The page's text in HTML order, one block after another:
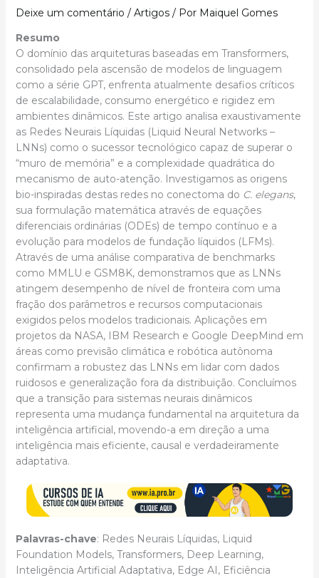
Deixe um comentário / Artigos/ Por Maiquel Gomes
Resumo
O domínio das arquiteturas baseadas em Transformers,
consolidado pela ascensão de modelos de linguagem
como a série GPT, enfrenta atualmente desafios críticos
de escalabilidade, consumo energético e rigidez em
ambientes dinâmicos. Este artigo analisa exaustivamente
as Redes Neurais Líquidas (Liquid Neural Networks –
LNNs) como o sucessor tecnológico capaz de superar o
“muro de memória” e a complexidade quadrática do
mecanismo de auto-atenção. Investigamos as origens
bio-inspiradas destas redes no conectoma do C. elegans,
sua formulação matemática através de equações
diferenciais ordinárias (ODEs) de tempo contínuo e a
evolução para modelos de fundação líquidos (LFMs).
Através de uma análise comparativa de benchmarks
como MMLU e GSM8K, demonstramos que as LNNs
atingem desempenho de nível de fronteira com uma
fração dos parâmetros e recursos computacionais
exigidos pelos modelos tradicionais. Aplicações em
projetos da NASA, IBM Research e Google DeepMind em
áreas como previsão climática e robótica autônoma
confirmam a robustez das LNNs em lidar com dados
ruidosos e generalização fora da distribuição. Concluímos
que a transição para sistemas neurais dinâmicos
representa uma mudança fundamental na arquitetura da
inteligência artificial, movendo-a em direção a uma
inteligência mais eficiente, causal e verdadeiramente
adaptativa.
Palavras-chave: Redes Neurais Líquidas, Liquid
Foundation Models, Transformers, Deep Learning,
Inteligência Artificial Adaptativa, Edge AI, Eficiência